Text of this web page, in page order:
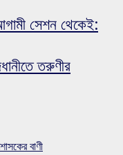
সেশন থেকেই:
তরুণীর
বাণী